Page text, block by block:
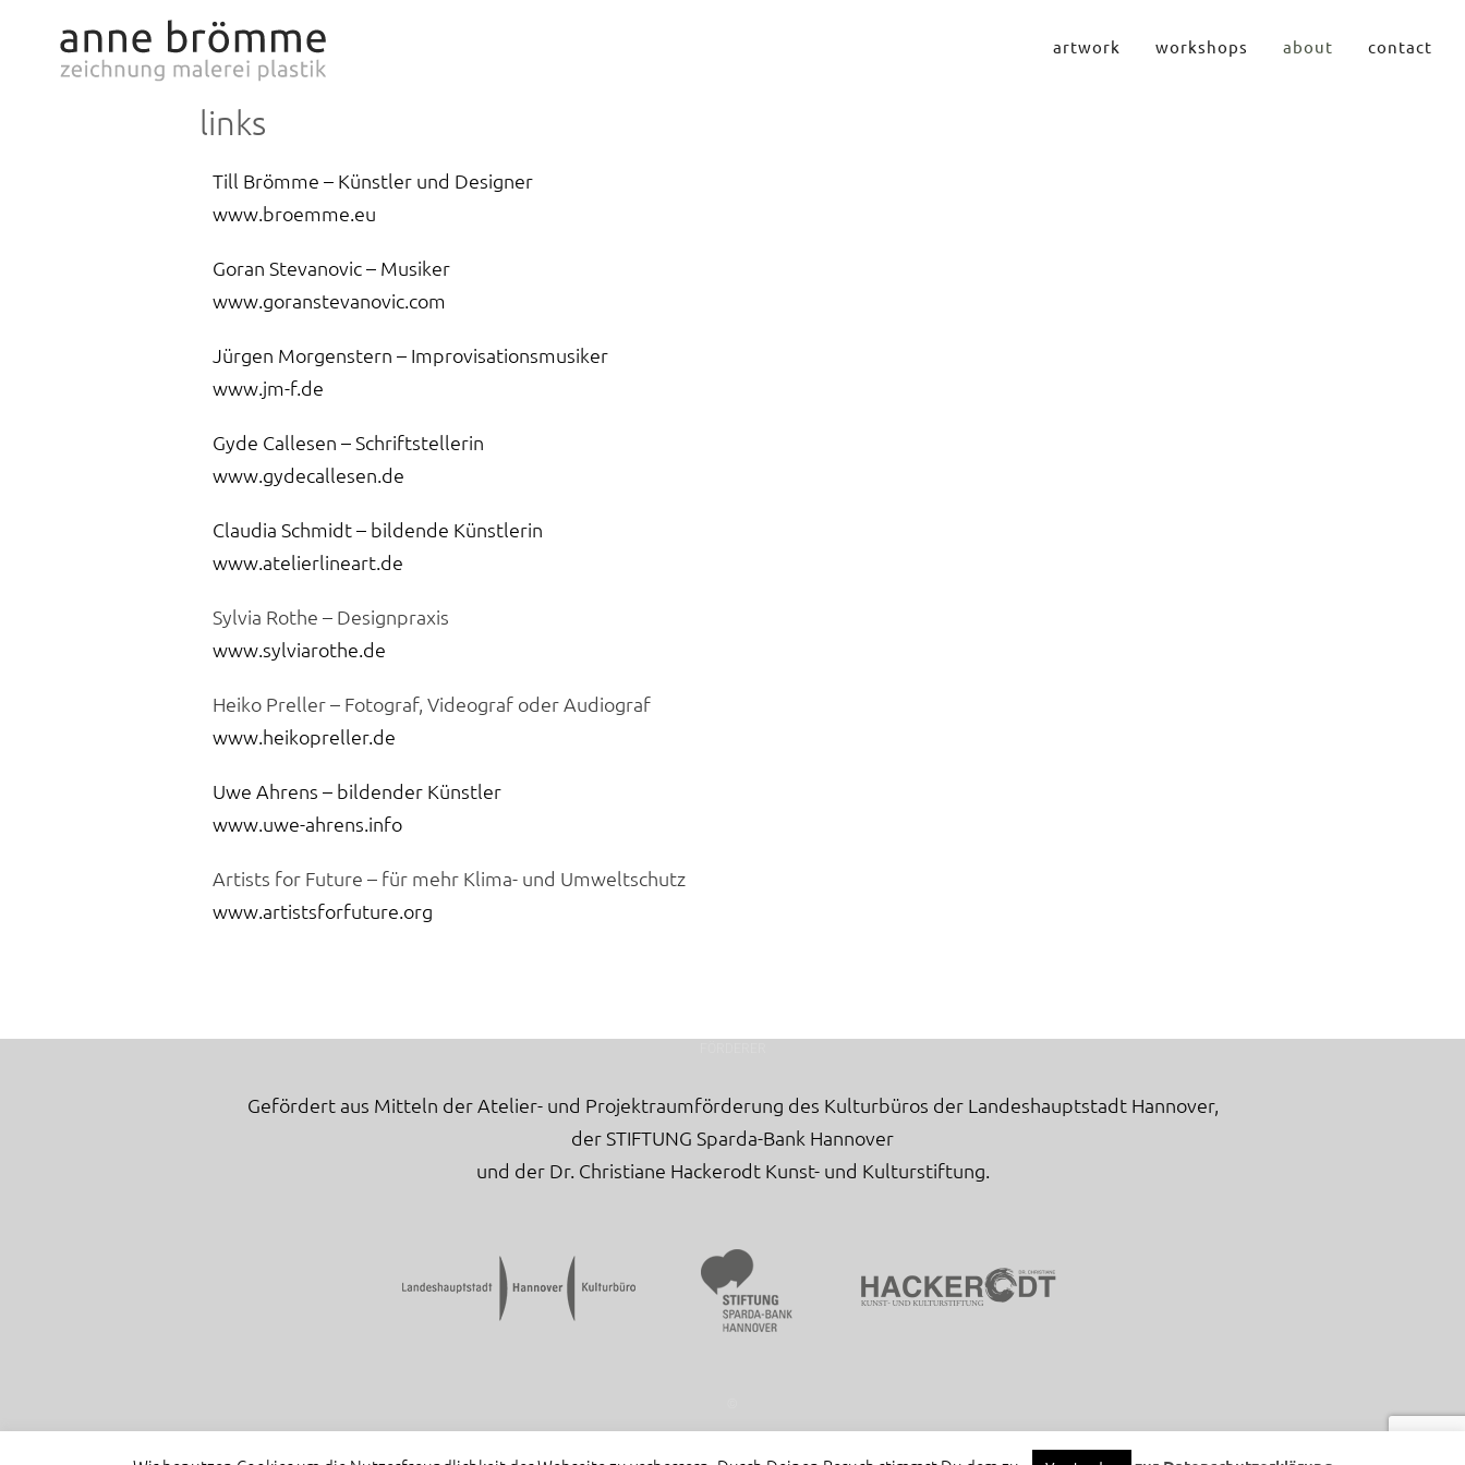
springen
artwork workshops about contact
links
Till Brömme – Künstler und Designer
www.broemme.eu
Goran Stevanovic – Musiker
www.goranstevanovic.com
Jürgen Morgenstern – Improvisationsmusiker
www.jm-f.de
Gyde Callesen – Schriftstellerin
www.gydecallesen.de
Claudia Schmidt – bildende Künstlerin
www.atelierlineart.de
Sylvia Rothe – Designpraxis
www.sylviarothe.de
Heiko Preller – Fotograf, Videograf oder Audiograf
www.heikopreller.de
Uwe Ahrens – bildender Künstler
www.uwe-ahrens.info
Artists for Future – für mehr Klima- und Umweltschutz
www.artistsforfuture.org
Gefördert aus Mitteln der Atelier- und Projektraumförderung des Kulturbüros der Landeshauptstadt Hannover,
der STIFTUNG Sparda-Bank Hannover
und der Dr. Christiane Hackerodt Kunst- und Kulturstiftung.
© anne brömme